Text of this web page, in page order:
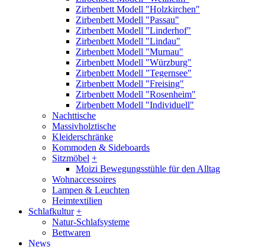
Zirbenbett Modell "Holzkirchen"
Zirbenbett Modell "Passau"
Zirbenbett Modell "Linderhof"
Zirbenbett Modell "Lindau"
Zirbenbett Modell "Murnau"
Zirbenbett Modell "Würzburg"
Zirbenbett Modell "Tegernsee"
Zirbenbett Modell "Freising"
Zirbenbett Modell "Rosenheim"
Zirbenbett Modell "Individuell"
Nachttische
Massivholztische
Kleiderschränke
Kommoden & Sideboards
Sitzmöbel +
Moizi Bewegungsstühle für den Alltag
Wohnaccessoires
Lampen & Leuchten
Heimtextilien
Schlafkultur +
Natur-Schlafsysteme
Bettwaren
News